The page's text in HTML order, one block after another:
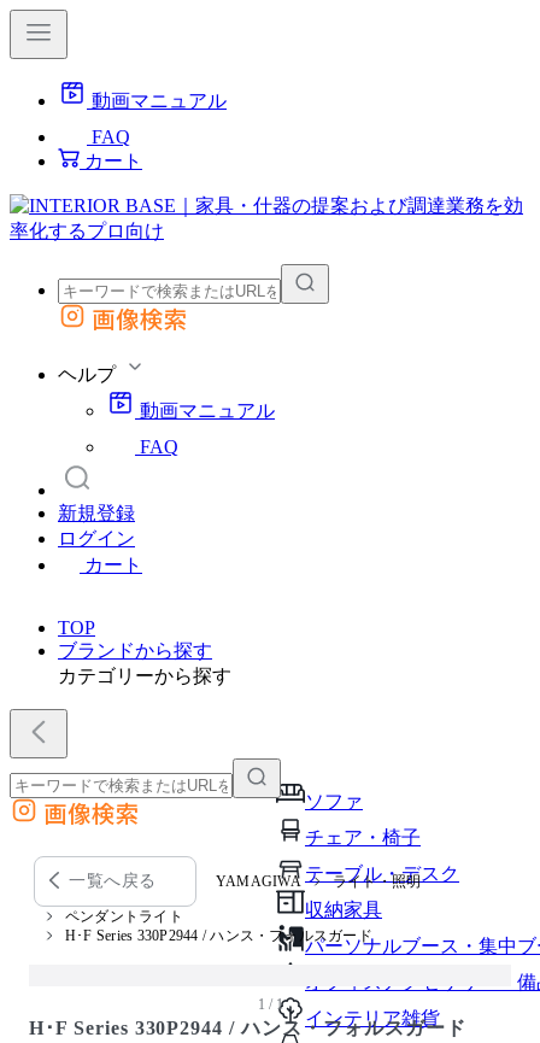
動画マニュアル
FAQ
カート
外部サイトの商品をカートに追加
画像検索
ヘルプ
動画マニュアル
FAQ
新規登録
ログイン
カート
TOP
ブランドから探す
カテゴリーから探す
ソファ
チェア・椅子
テーブル・デスク
収納家具
パーソナルブース・集中
オフィスアクセサリー・備
インテリア雑貨
外部サイトの商品をカートに追加
他のサイトで見つけた商品ページのURLを貼り付けて、カートに追加できます
画像検索
一覧へ戻る YAMAGIWA ライト・照明
ペンダントライト
H･F Series 330P2944 / ハンス・フォルスガード
1 / 1
H･F Series 330P2944 / ハンス・フォルスガード